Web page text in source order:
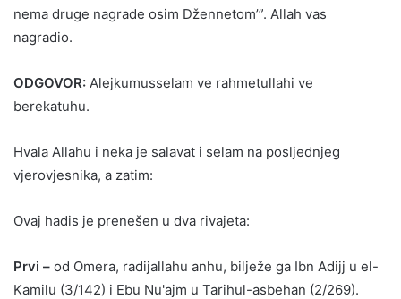
nema druge nagrade osim Džennetom’”. Allah vas
nagradio.
ODGOVOR: Alejkumusselam ve rahmetullahi ve
berekatuhu.
Hvala Allahu i neka je salavat i selam na posljednjeg
vjerovjesnika, a zatim:
Ovaj hadis je prenešen u dva rivajeta:
Prvi – od Omera, radijallahu anhu, bilježe ga Ibn Adijj u el-
Kamilu (3/142) i Ebu Nu'ajm u Tarihul-asbehan (2/269).